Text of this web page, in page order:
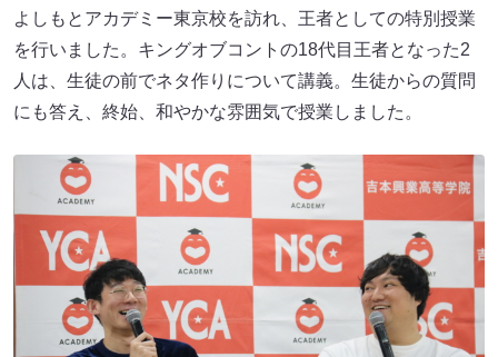
よしもとアカデミー東京校を訪れ、王者としての特別授業
を行いました。キングオブコントの18代目王者となった2
人は、生徒の前でネタ作りについて講義。生徒からの質問
にも答え、終始、和やかな雰囲気で授業しました。